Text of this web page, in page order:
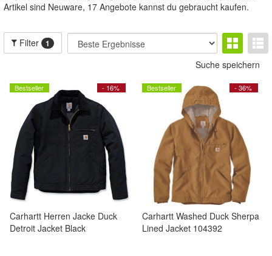
Artikel sind Neuware, 17 Angebote kannst du gebraucht kaufen.
Filter 1
Suche speichern
- 16%
Bestseller
Carhartt Herren Jacke Duck
Detroit Jacket Black
- 36%
Bestseller
Carhartt Washed Duck Sherpa
Lined Jacket 104392